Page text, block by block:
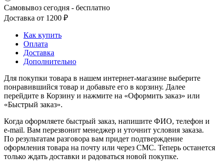
Самовывоз сегодня - бесплатно
Доставка от 1200 ₽
Как купить
Оплата
Доставка
Дополнительно
Для покупки товара в нашем интернет-магазине выберите
понравившийся товар и добавьте его в корзину. Далее
перейдите в Корзину и нажмите на «Оформить заказ» или
«Быстрый заказ».
Когда оформляете быстрый заказ, напишите ФИО, телефон и
e-mail. Вам перезвонит менеджер и уточнит условия заказа.
По результатам разговора вам придет подтверждение
оформления товара на почту или через СМС. Теперь останется
только ждать доставки и радоваться новой покупке.